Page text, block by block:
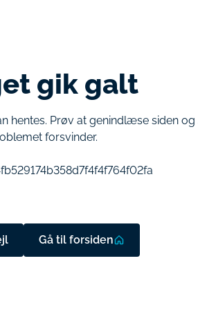
gik galt
hentes. Prøv at genindlæse siden og
forsvinder.
Gå til forsiden